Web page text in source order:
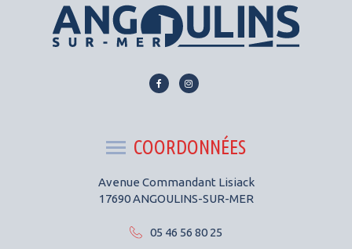
Lien
Facebook
Lien
Instagram
COORDONNÉES
Avenue Commandant Lisiack
17690 ANGOULINS-SUR-MER
05 46 56 80 25